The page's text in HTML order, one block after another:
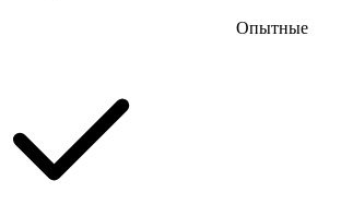
Опытные